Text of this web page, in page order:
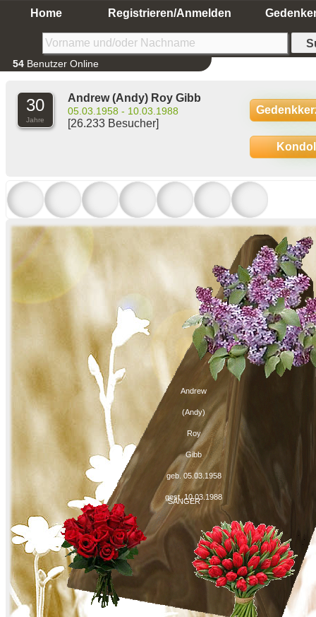
Home Registrieren/Anmelden
54 Benutzer Online
30
Jahre
Andrew (Andy) Roy Gibb
05.03.1958 - 10.03.1988
[26.233 Besucher]
Andrew
(Andy)
Roy
Gibb
geb. 05.03.1958
gest. 10.03.1988
SÄNGER